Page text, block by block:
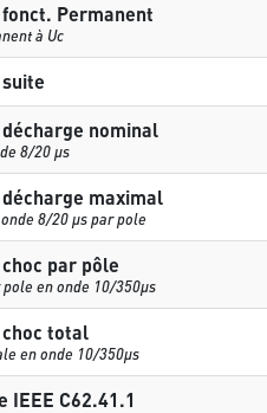
Permanent
à Uc
nominal
8/20 µs
maximal
8/20 µs par pole
par pôle
pole en onde 10/350µs
total
en onde 10/350µs
IEEE C62.41.1